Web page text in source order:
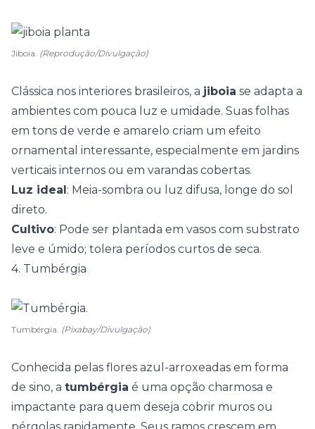
Jiboia. (Reprodução/Divulgação)
Clássica nos interiores brasileiros, a jiboia se adapta a
ambientes com pouca luz e umidade. Suas folhas
em tons de verde e amarelo criam um efeito
ornamental interessante, especialmente em jardins
verticais internos ou em varandas cobertas.
Luz ideal: Meia-sombra ou luz difusa, longe do sol
direto.
Cultivo: Pode ser plantada em vasos com substrato
leve e úmido; tolera períodos curtos de seca.
4. Tumbérgia
Tumbérgia. (Pixabay/Divulgação)
Conhecida pelas flores azul-arroxeadas em forma
de sino, a tumbérgia é uma opção charmosa e
impactante para quem deseja cobrir muros ou